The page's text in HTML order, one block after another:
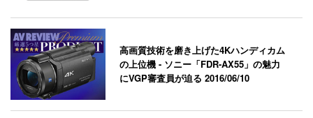
高画質技術を磨き上げた4Kハンディカム
の上位機 - ソニー「FDR-AX55」の魅力
にVGP審査員が迫る2016/06/10